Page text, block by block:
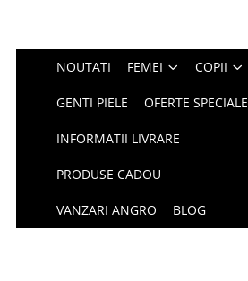
NOUTATI FEMEI COPII
GENTI PIELE OFERTE SPECIALE
INFORMATII LIVRARE
PRODUSE CADOU
VANZARI ANGRO BLOG